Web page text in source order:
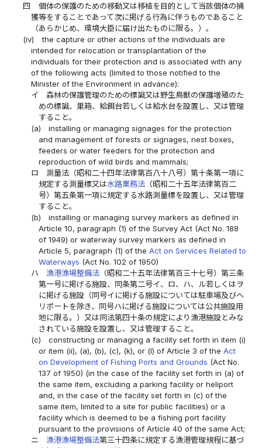
四
個体の保護のための移動又は移植を目的として当該個体の捕
獲等をすることであって次に掲げる行為に伴うものであること
（あらかじめ、環境大臣に届け出たものに限る。）。
(iv)
the capture or other actions of the individuals are
intended for relocation or transplantation of the
individuals for their protection and is associated with any
of the following acts (limited to those notified to the
Minister of the Environment in advance):
イ
森林の保護管理のための標識又は野生鳥獣の保護増殖のた
めの標識、巣箱、給餌台若しくは給水台を設置し、又は管理
すること。
(a)
installing or managing signages for the protection
and management of forests or signages, nest boxes,
feeders or water feeders for the protection and
reproduction of wild birds and mammals;
ロ
測量法（昭和二十四年法律第百八十八号）第十条第一項に
規定する測量標又は水路業務法（昭和二十五年法律第百二
号）第五条第一項に規定する水路測量標を設置し、又は管理
すること。
(b)
installing or managing survey markers as defined in
Article 10, paragraph (1) of the Survey Act (Act No. 188
of 1949) or waterway survey markers as defined in
Article 5, paragraph (1) of the Act on Services Related to
Waterways (Act No. 102 of 1950)
ハ
漁港漁場整備法（昭和二十五年法律第百三十七号）第三条
第一号に掲げる施設、同条第二号イ、ロ、ハ、ル若しくはヲ
に掲げる施設（同号イに掲げる施設については駐車場及びヘ
リポートを除き、同号ハに掲げる施設については公共施設用
地に限る。）又は同法第四十条の規定により漁港施設とみな
されている施設を設置し、又は管理すること。
(c)
constructing or managing a facility set forth in item (i)
or item (ii), (a), (b), (c), (k), or (l) of Article 3 of the Act
on Development of Fishing Ports and Grounds (Act No.
137 of 1950) (in the case of the facility set forth in (a) of
the same item, excluding a parking facility or heliport
and, in the case of the facility set forth in (c) of the
same item, limited to a site for public facilities) or a
facility which is deemed to be a fishing port facility
pursuant to the provisions of Article 40 of the same Act;
ニ
漁港漁場整備法第三十四条に規定する漁港管理規程に基づ